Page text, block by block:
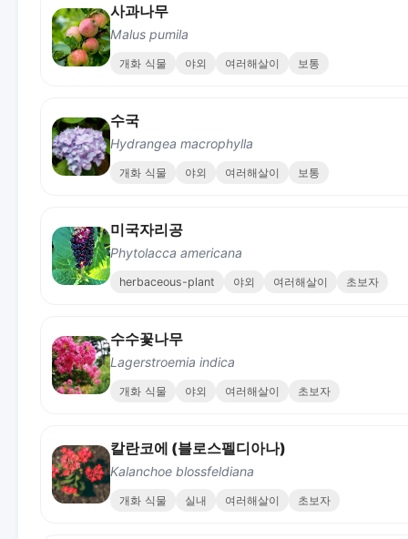
사과나무
Malus pumila
개화 식물 야외 여러해살이 보통
수국
Hydrangea macrophylla
개화 식물 야외 여러해살이 보통
미국자리공
Phytolacca americana
herbaceous-plant 야외 여러해살이 초보자
수수꽃나무
Lagerstroemia indica
개화 식물 야외 여러해살이 초보자
칼란코에 (블로스펠디아나)
Kalanchoe blossfeldiana
개화 식물 실내 여러해살이 초보자